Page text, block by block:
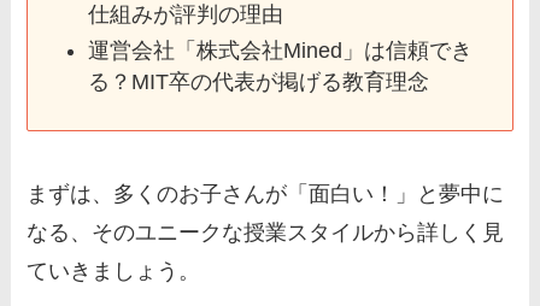
仕組みが評判の理由
運営会社「株式会社Mined」は信頼でき
る？MIT卒の代表が掲げる教育理念
まずは、多くのお子さんが「面白い！」と夢中に
なる、そのユニークな授業スタイルから詳しく見
ていきましょう。